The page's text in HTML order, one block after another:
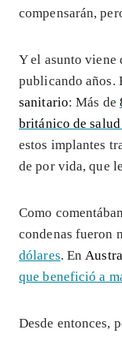
compensarán,
Y el asunto viene
publicando años.
sanitario: Más de
británico de
estos implantes
de por vida, que
Como
condenas fueron
dólares. En
que benefició a
Desde entonces,